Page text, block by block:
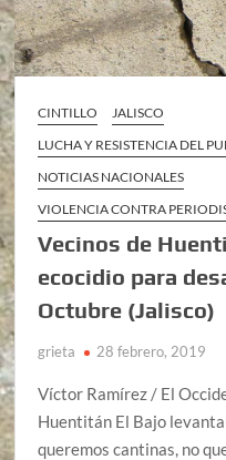
CINTILLO
JALISCO
LUCHA Y RESISTENCIA DEL
NOTICIAS NACIONALES
VIOLENCIA CONTRA
Vecinos de
ecocidio para
Octubre (Jalisco)
grieta 28 febrero, 2019
Víctor Ramírez / El
Huentitán El Bajo
queremos cantinas, no